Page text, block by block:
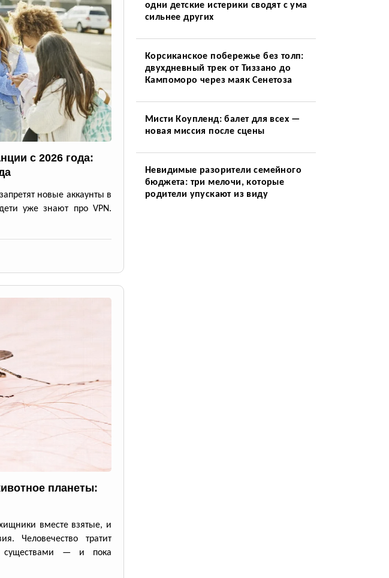
с 2026 года:
новые аккаунты в
уже знают про VPN.
планеты:
вместе взятые, и
Человечество тратит
существами — и пока
одни детские истерики сводят с ума
сильнее других
Корсиканское побережье без толп:
двухдневный трек от Тиззано до
Кампоморо через маяк Сенетоза
Мисти Коупленд: балет для всех —
новая миссия после сцены
Невидимые разорители семейного
бюджета: три мелочи, которые
родители упускают из виду